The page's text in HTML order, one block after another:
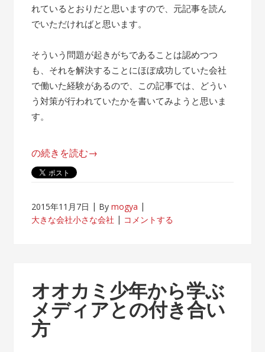
れているとおりだと思いますので、元記事を読ん
でいただければと思います。
そういう問題が起きがちであることは認めつつ
も、それを解決することにほぼ成功していた会社
で働いた経験があるので、この記事では、どうい
う対策が行われていたかを書いてみようと思いま
す。
“帰
属
が
客
先
常
駐
の続きを読む→
2015年11月7日 Bymogya
大きな会社小さな会社
コメントする
オオカミ少年から学ぶ
メディアとの付き合い
方